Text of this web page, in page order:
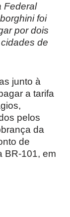
Federal
foi
por dois
de
junto à
a tarifa
pelos
da
de
BR-101, em